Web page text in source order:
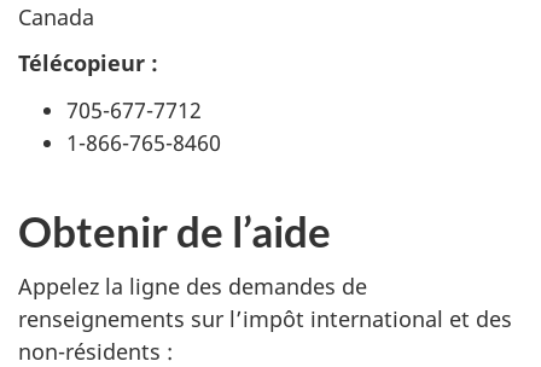
Canada
Télécopieur :
705-677-7712
1-866-765-8460
Obtenir de l’aide
Appelez la ligne des demandes de
renseignements sur l’impôt international et des
non-résidents :